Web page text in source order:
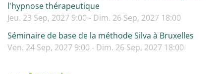
l'hypnose thérapeutique
Jeu. 23 Sep, 2027 9:00 - Dim. 26 Sep, 2027 18:00
Séminaire de base de la méthode Silva à Bruxelles
Ven. 24 Sep, 2027 9:00 - Dim. 26 Sep, 2027 18:00